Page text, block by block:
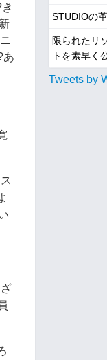
あ
STUDIOの
限られたリ
トを素早く
Tweets by